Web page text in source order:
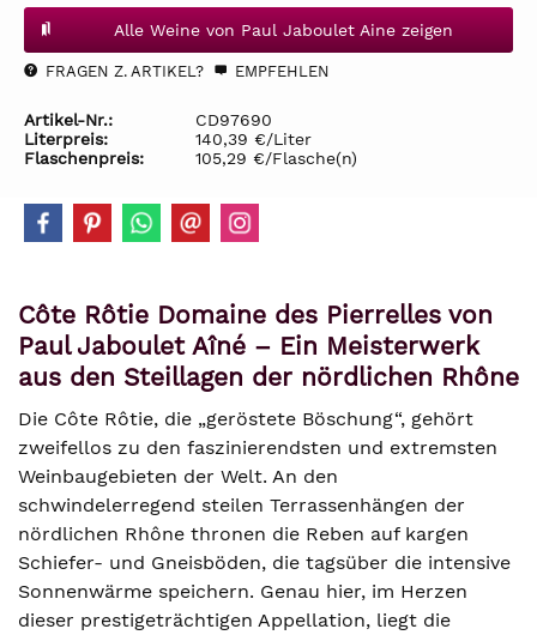
Alle Weine von Paul Jaboulet Aine zeigen
FRAGEN Z. ARTIKEL? EMPFEHLEN
Artikel-Nr.:
CD97690
Literpreis:
140,39 €/Liter
Flaschenpreis:
105,29 €/Flasche(n)
Côte Rôtie Domaine des Pierrelles von
Paul Jaboulet Aîné – Ein Meisterwerk
aus den Steillagen der nördlichen Rhône
Die Côte Rôtie, die „geröstete Böschung“, gehört
zweifellos zu den faszinierendsten und extremsten
Weinbaugebieten der Welt. An den
schwindelerregend steilen Terrassenhängen der
nördlichen Rhône thronen die Reben auf kargen
Schiefer- und Gneisböden, die tagsüber die intensive
Sonnenwärme speichern. Genau hier, im Herzen
dieser prestigeträchtigen Appellation, liegt die